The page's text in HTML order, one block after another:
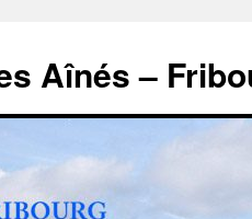
Aînés –